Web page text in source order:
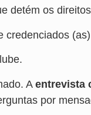
detém os
credenciados
Aentrevista
por